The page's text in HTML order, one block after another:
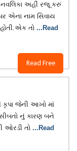
Read Free
નવલિકા અહીં રજૂ કરું
નામ સિવાય
તો ...Read
કૃપા જેની આખો માં
નું કારણ બને
ઓરડી તો ...Read